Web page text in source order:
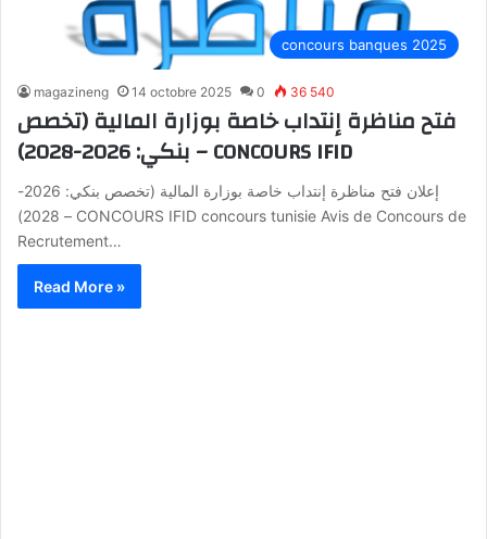
concours banques 2025
magazineng 14 octobre 2025 0 36 540
فتح مناظرة إنتداب خاصة بوزارة المالية (تخصص
بنكي: 2026-2028) – CONCOURS IFID
إعلان فتح مناظرة إنتداب خاصة بوزارة المالية (تخصص بنكي: 2026-
2028) – CONCOURS IFID concours tunisie Avis de Concours de
Recrutement…
Read More »